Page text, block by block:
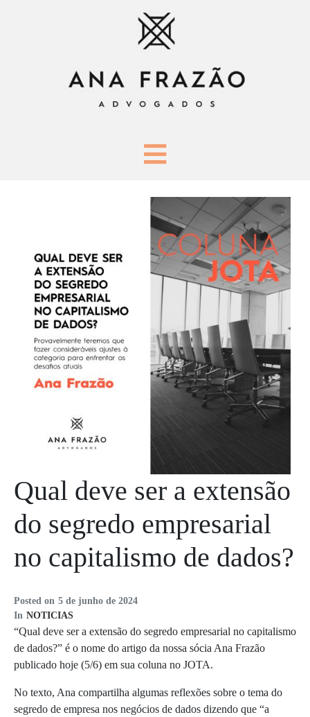
Posted on 5 de junho de 2024
In NOTICIAS
Qual deve ser a extensão
do segredo empresarial
no capitalismo de dados?
“Qual deve ser a extensão do segredo empresarial no capitalismo
de dados?” é o nome do artigo da nossa sócia Ana Frazão
publicado hoje (5/6) em sua coluna no JOTA.
No texto, Ana compartilha algumas reflexões sobre o tema do
segredo de empresa nos negócios de dados dizendo que “a